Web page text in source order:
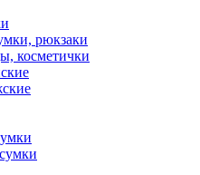
рюкзаки
косметички